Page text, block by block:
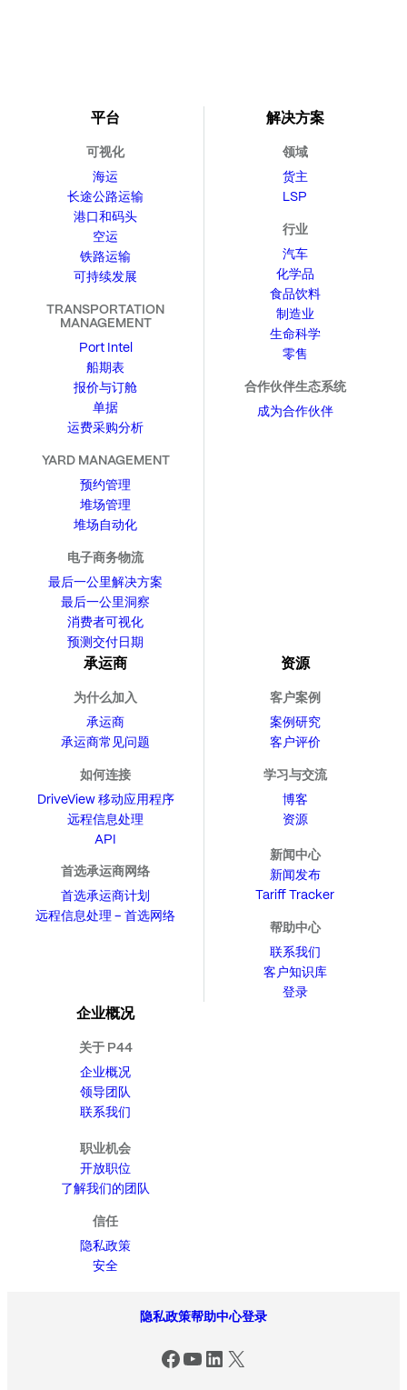
平台
可视化
海运
长途公路运输
港口和码头
空运
铁路运输
可持续发展
TRANSPORTATION
MANAGEMENT
Port Intel
船期表
报价与订舱
单据
运费采购分析
YARD MANAGEMENT
预约管理
堆场管理
堆场自动化
电子商务物流
最后一公里解决方案
最后一公里洞察
消费者可视化
预测交付日期
解决方案
领域
货主
LSP
行业
汽车
化学品
食品饮料
制造业
生命科学
零售
合作伙伴生态系统
成为合作伙伴
承运商
为什么加入
承运商
承运商常见问题
如何连接
DriveView 移动应用程序
远程信息处理
API
首选承运商网络
首选承运商计划
远程信息处理 – 首选网络
资源
客户案例
案例研究
客户评价
学习与交流
博客
资源
新闻中心
新闻发布
Tariff Tracker
帮助中心
联系我们
客户知识库
登录
企业概况
关于 P44
企业概况
领导团队
联系我们
职业机会
开放职位
了解我们的团队
信任
隐私政策
安全
隐私政策帮助中心登录
Facebook
YouTube
LinkedIn
X (Twitter)